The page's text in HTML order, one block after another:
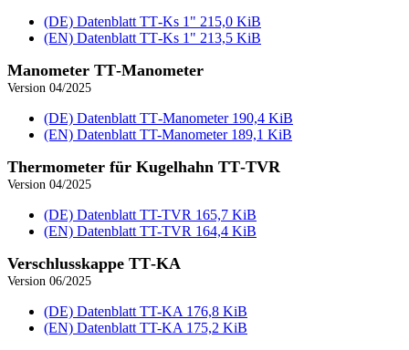
(DE) Datenblatt TT‑Ks 1" 215,0 KiB
(EN) Datenblatt TT‑Ks 1" 213,5 KiB
Manometer TT‑Manometer
Version 04/2025
(DE) Datenblatt TT‑Manometer 190,4 KiB
(EN) Datenblatt TT-Manometer 189,1 KiB
Thermometer für Kugelhahn TT‑TVR
Version 04/2025
(DE) Datenblatt TT-TVR 165,7 KiB
(EN) Datenblatt TT-TVR 164,4 KiB
Verschlusskappe TT‑KA
Version 06/2025
(DE) Datenblatt TT-KA 176,8 KiB
(EN) Datenblatt TT-KA 175,2 KiB